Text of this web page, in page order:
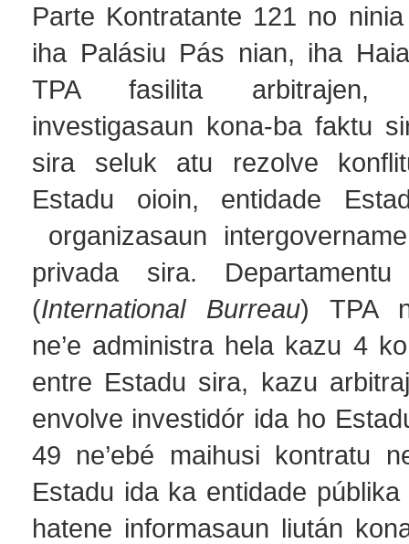
Parte Kontratante 121 no
iha Palásiu Pás nian, iha
TPA fasilita arbitrajen,
investigasaun kona-ba faktu
sira seluk atu rezolve
Estadu oioin, entidade
organizasaun
privada sira. Departamentu
(International Burreau) TPA
ne’e administra hela kazu 4
entre Estadu sira, kazu
envolve investidór ida ho
49 ne’ebé maihusi kontratu
Estadu ida ka entidade
hatene informasaun liután